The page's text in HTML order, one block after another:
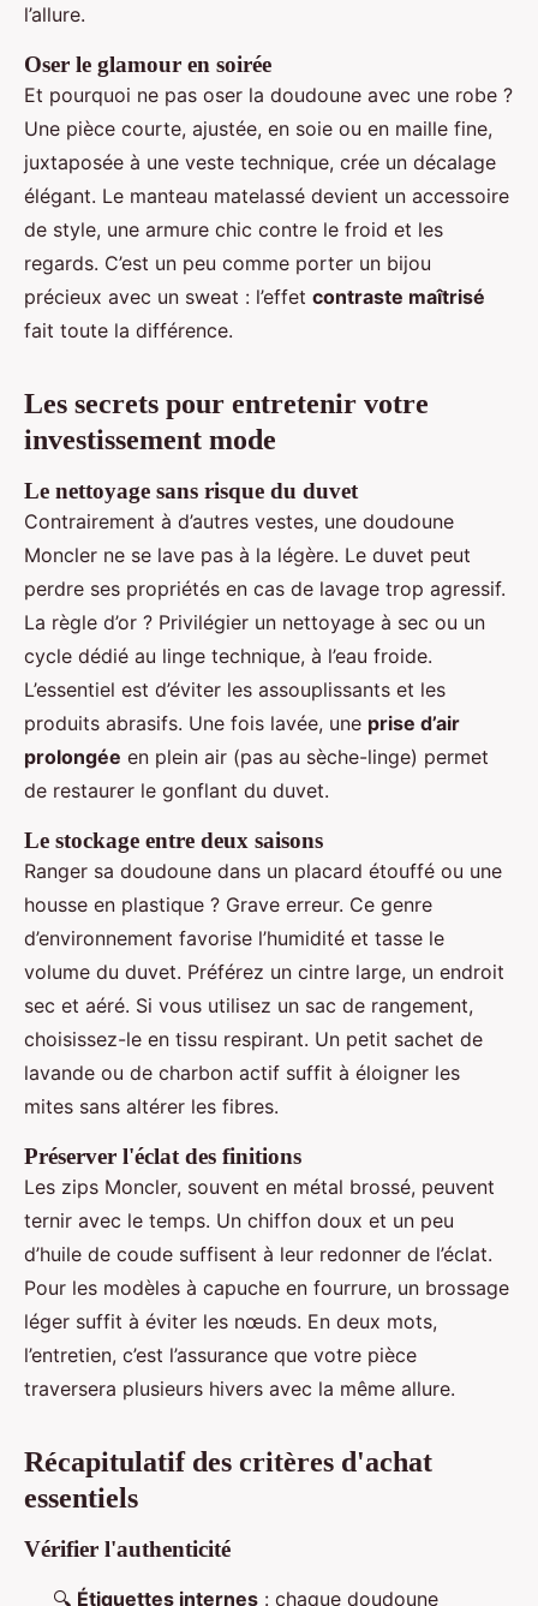
l’allure.
Oser le glamour en soirée
Et pourquoi ne pas oser la doudoune avec une robe ?
Une pièce courte, ajustée, en soie ou en maille fine,
juxtaposée à une veste technique, crée un décalage
élégant. Le manteau matelassé devient un accessoire
de style, une armure chic contre le froid et les
regards. C’est un peu comme porter un bijou
précieux avec un sweat : l’effet contraste maîtrisé
fait toute la différence.
Les secrets pour entretenir votre
investissement mode
Le nettoyage sans risque du duvet
Contrairement à d’autres vestes, une doudoune
Moncler ne se lave pas à la légère. Le duvet peut
perdre ses propriétés en cas de lavage trop agressif.
La règle d’or ? Privilégier un nettoyage à sec ou un
cycle dédié au linge technique, à l’eau froide.
L’essentiel est d’éviter les assouplissants et les
produits abrasifs. Une fois lavée, une prise d’air
prolongée en plein air (pas au sèche-linge) permet
de restaurer le gonflant du duvet.
Le stockage entre deux saisons
Ranger sa doudoune dans un placard étouffé ou une
housse en plastique ? Grave erreur. Ce genre
d’environnement favorise l’humidité et tasse le
volume du duvet. Préférez un cintre large, un endroit
sec et aéré. Si vous utilisez un sac de rangement,
choisissez-le en tissu respirant. Un petit sachet de
lavande ou de charbon actif suffit à éloigner les
mites sans altérer les fibres.
Préserver l'éclat des finitions
Les zips Moncler, souvent en métal brossé, peuvent
ternir avec le temps. Un chiffon doux et un peu
d’huile de coude suffisent à leur redonner de l’éclat.
Pour les modèles à capuche en fourrure, un brossage
léger suffit à éviter les nœuds. En deux mots,
l’entretien, c’est l’assurance que votre pièce
traversera plusieurs hivers avec la même allure.
Récapitulatif des critères d'achat
essentiels
Vérifier l'authenticité
🔍 Étiquettes internes : chaque doudoune